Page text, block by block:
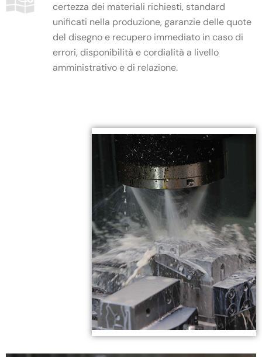
certezza dei materiali richiesti, standard
unificati nella produzione, garanzie delle quote
del disegno e recupero immediato in caso di
errori, disponibilità e cordialità a livello
amministrativo e di relazione.